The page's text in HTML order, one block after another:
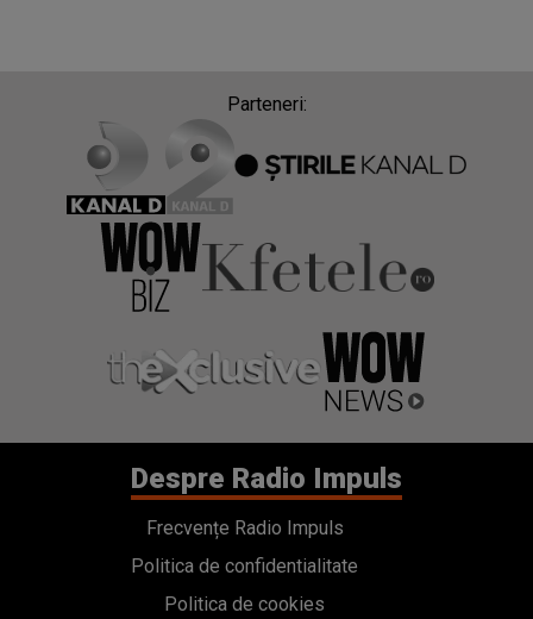
Parteneri:
Despre Radio Impuls
Frecvențe Radio Impuls
Politica de confidentialitate
Politica de cookies